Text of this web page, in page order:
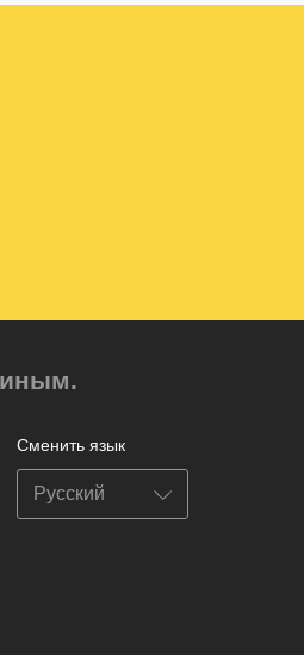
Сменить язык